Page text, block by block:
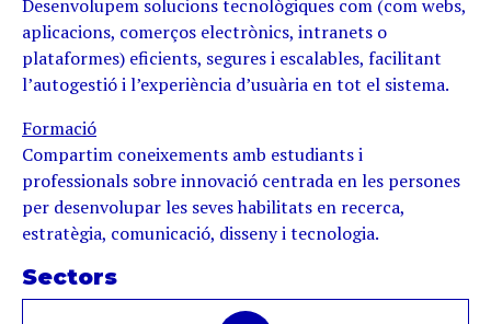
Desenvolupem solucions tecnològiques com (com webs,
aplicacions, comerços electrònics, intranets o
plataformes) eficients, segures i escalables, facilitant
l’autogestió i l’experiència d’usuària en tot el sistema.
Formació
Compartim coneixements amb estudiants i
professionals sobre innovació centrada en les persones
per desenvolupar les seves habilitats en recerca,
estratègia, comunicació, disseny i tecnologia.
Sectors